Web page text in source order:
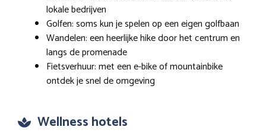
lokale bedrijven
Golfen: soms kun je spelen op een eigen golfbaan
Wandelen: een heerlijke hike door het centrum en
langs de promenade
Fietsverhuur: met een e-bike of mountainbike
ontdek je snel de omgeving
Wellness hotels